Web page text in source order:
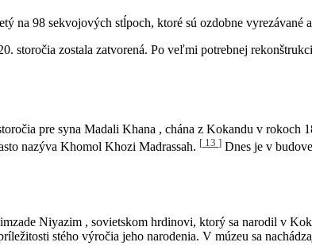
na 98 sekvojových stĺpoch, ktoré sú ozdobne vyrezávané
storočia zostala zatvorená. Po veľmi potrebnej
pre syna Madali Khana , chána z Kokandu v rokoch
nazýva Khomol Khozi Madrassah. [ 13 ] Dnes je v
Niyazim , sovietskom hrdinovi, ktorý sa narodil v
stého výročia jeho narodenia. V múzeu sa